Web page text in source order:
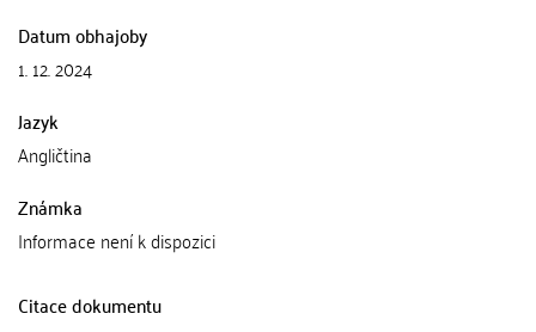
Datum obhajoby
1. 12. 2024
Jazyk
Angličtina
Známka
Informace není k dispozici
Citace dokumentu